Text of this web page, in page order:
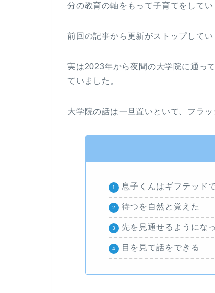
分の教育の軸をもって子育てをしてい
前回の記事から更新がストップしてい
実は2023年から夜間の大学院に通っ
ていました。
大学院の話は一旦置いといて、フラ
息子くんはギフテッド
待つを自然と覚えた
先を見通せるようにな
目を見て話をできる